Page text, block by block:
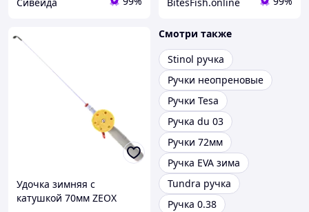
Удочка зимняя с
катушкой 70мм ZEOX
Смотри также
Stinol ручка
Ручки неопреновые
Ручки Tesa
Ручка du 03
Ручки 72мм
Ручка EVA зима
Tundra ручка
Ручка 0.38